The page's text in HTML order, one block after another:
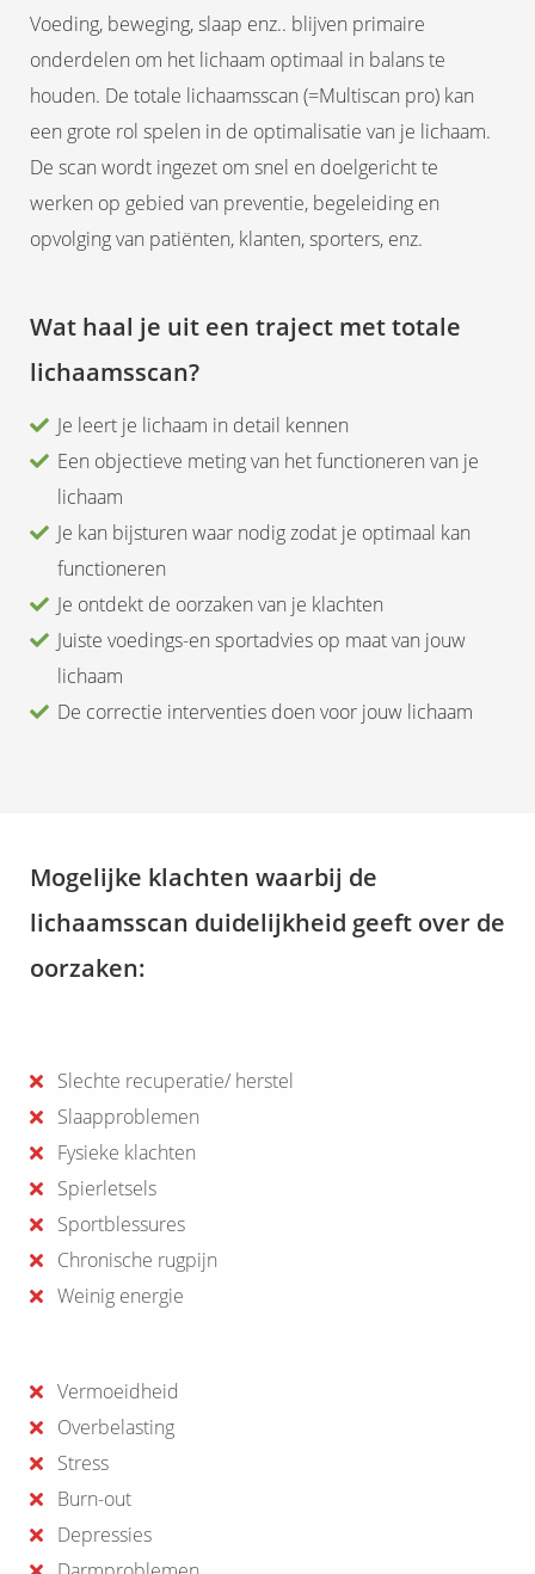
Voeding, beweging, slaap enz.. blijven primaire
onderdelen om het lichaam optimaal in balans te
houden. De totale lichaamsscan (=Multiscan pro) kan
een grote rol spelen in de optimalisatie van je lichaam.
De scan wordt ingezet om snel en doelgericht te
werken op gebied van preventie, begeleiding en
opvolging van patiënten, klanten, sporters, enz.
Wat haal je uit een traject met totale
lichaamsscan?
Je leert je lichaam in detail kennen
Een objectieve meting van het functioneren van je
lichaam
Je kan bijsturen waar nodig zodat je optimaal kan
functioneren
Je ontdekt de oorzaken van je klachten
Juiste voedings-en sportadvies op maat van jouw
lichaam
De correctie interventies doen voor jouw lichaam
Mogelijke klachten waarbij de
lichaamsscan duidelijkheid geeft over de
oorzaken:
Slechte recuperatie/ herstel
Slaapproblemen
Fysieke klachten
Spierletsels
Sportblessures
Chronische rugpijn
Weinig energie
Vermoeidheid
Overbelasting
Stress
Burn-out
Depressies